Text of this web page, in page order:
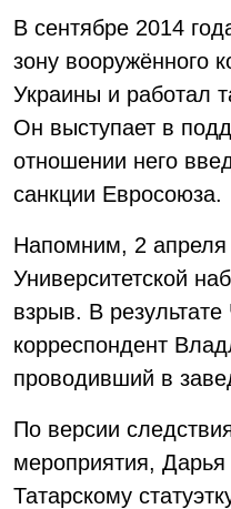
В сентябре 2014
зону вооружённого
Украины и работал
Он выступает в
отношении него
санкции Евросоюза.
Напомним, 2
Университетской
взрыв. В
корреспондент
проводивший в
По версии
мероприятия, Дарья
Татарскому